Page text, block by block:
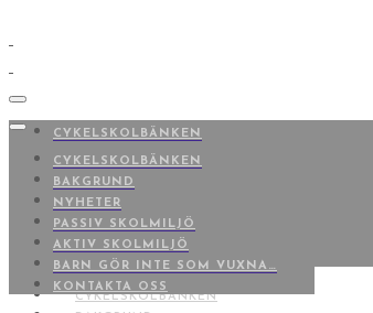
CYKELSKOLBÄNKEN
BAKGRUND
NYHETER
PASSIV SKOLMILJÖ
AKTIV SKOLMILJÖ
BARN GÖR INTE SOM VUXNA…
KONTAKTA OSS
CYKELSKOLBÄNKEN
BAKGRUND
NYHETER
PASSIV SKOLMILJÖ
AKTIV SKOLMILJÖ
BARN GÖR INTE SOM VUXNA…
KONTAKTA OSS
CYKELSKOLBÄNKEN